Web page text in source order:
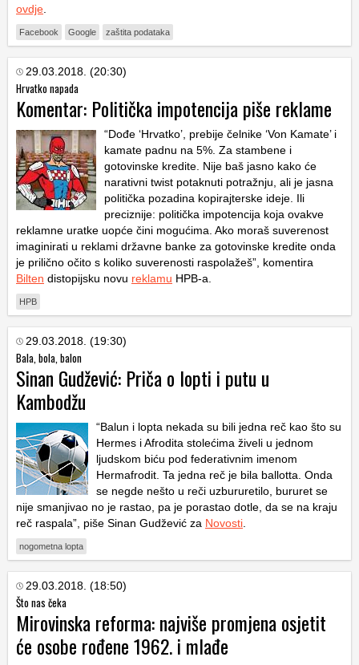
ovdje
Facebook Google zaštita podataka
29.03.2018. (20:30)
Hrvatko napada
Komentar: Politička impotencija piše reklame
“Dođe ‘Hrvatko’, prebije čelnike ‘Von Kamate’ i
kamate padnu na 5%. Za stambene i
gotovinske kredite. Nije baš jasno kako će
narativni twist potaknuti potražnju, ali je jasna
politička pozadina kopirajterske ideje. Ili
preciznije: politička impotencija koja ovakve
reklamne uratke uopće čini mogućima. Ako moraš suverenost
imaginirati u reklami državne banke za gotovinske kredite onda
je prilično očito s koliko suverenosti raspolažeš”, komentira
Bilten distopijsku novu reklamu HPB-a.
HPB
29.03.2018. (19:30)
Bala, bola, balon
Sinan Gudžević: Priča o lopti i putu u
Kambodžu
“Balun i lopta nekada su bili jedna reč kao što su
Hermes i Afrodita stolećima živeli u jednom
ljudskom biću pod federativnim imenom
Hermafrodit. Ta jedna reč je bila ballotta. Onda
se negde nešto u reči uzbururetilo, bururet se
nije smanjivao no je rastao, pa je porastao dotle, da se na kraju
reč raspala”, piše Sinan Gudžević za Novosti
nogometna lopta
29.03.2018. (18:50)
Što nas čeka
Mirovinska reforma: najviše promjena osjetit
će osobe rođene 1962. i mlađe